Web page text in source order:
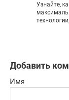
Узнайте,
Добавить
Имя